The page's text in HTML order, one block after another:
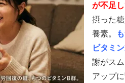
が不足
摂った
養素。
ビタミ
謝がス
アップ